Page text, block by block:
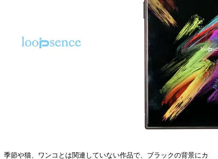
季節や猫、ワンコとは関連していない作品で、ブラックの背景にカ